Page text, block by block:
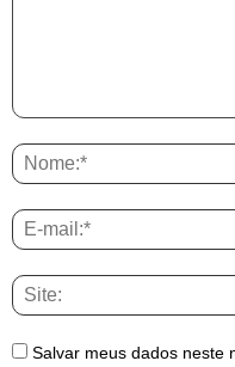
Salvar meus dados neste